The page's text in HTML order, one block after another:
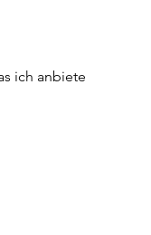
ich anbiete